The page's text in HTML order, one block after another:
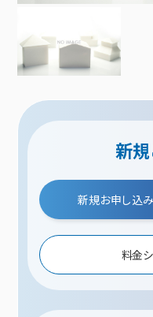
新
新規お申し込
料金